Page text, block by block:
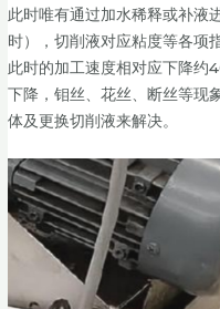
此时唯有通过加水稀释或补液
时），切削液对应粘度等各项
此时的加工速度相对应下降约
下降，钼丝、花丝、断丝等现
体及更换切削液来解决。